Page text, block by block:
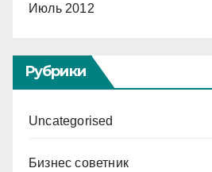
Июль 2012
Рубрики
Uncategorised
Бизнес советник